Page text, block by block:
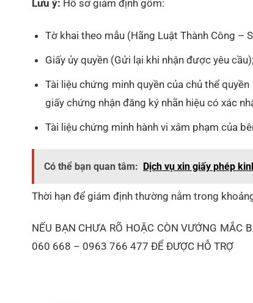
Lưu ý: Hồ sơ giám định gồm:
Tờ khai theo mẫu (Hãng Luật Thành Công –
Giấy ủy quyền (Gửi lại khi nhận được yêu cầu);
Tài liệu chứng minh quyền của chủ thể
giấy chứng nhận đăng ký nhãn hiệu có xác
Tài liệu chứng minh hành vi xâm phạm của
Có thể bạn quan tâm: Dịch vụ xin giấy phép
Thời hạn để giám định thường nằm trong
NẾU BẠN CHƯA RÕ HOẶC CÒN VƯỚNG MẮC
060 668 – 0963 766 477 ĐỂ ĐƯỢC HỖ TRỢ